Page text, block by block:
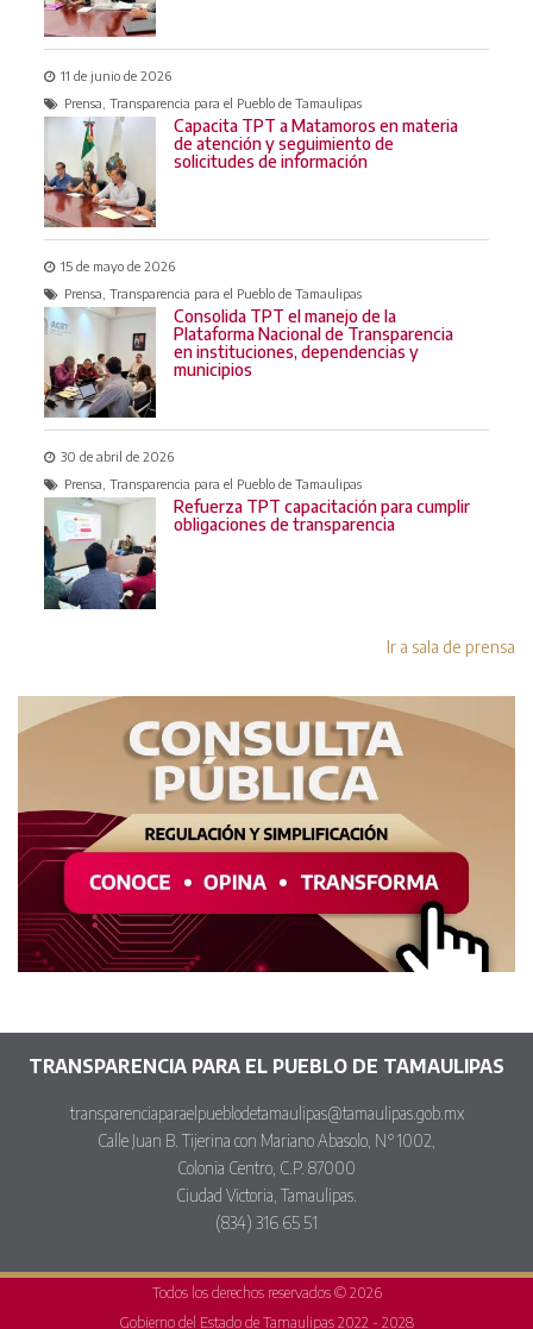
11 de junio de 2026
Prensa, Transparencia para el Pueblo de Tamaulipas
Capacita TPT a Matamoros en materia
de atención y seguimiento de
solicitudes de información
15 de mayo de 2026
Prensa, Transparencia para el Pueblo de Tamaulipas
Consolida TPT el manejo de la
Plataforma Nacional de Transparencia
en instituciones, dependencias y
municipios
30 de abril de 2026
Prensa, Transparencia para el Pueblo de Tamaulipas
Refuerza TPT capacitación para cumplir
obligaciones de transparencia
Ir a sala de prensa
TRANSPARENCIA PARA EL PUEBLO DE TAMAULIPAS
transparenciaparaelpueblodetamaulipas@tamaulipas.gob.mx
Calle Juan B. Tijerina con Mariano Abasolo, N°1002,
Colonia Centro, C.P. 87000
Ciudad Victoria, Tamaulipas.
(834) 316 65 51
Todos los derechos reservados © 2026
Gobierno del Estado de Tamaulipas 2022 - 2028